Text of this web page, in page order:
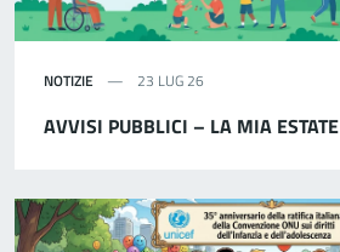
NOTIZIE 23 LUG 26
AVVISI PUBBLICI – LA MIA ESTATE